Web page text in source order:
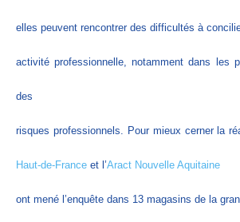
elles peuvent rencontrer des difficultés à
activité professionnelle, notamment dans les
des
risques professionnels. Pour mieux cerner la
Haut-de-France et l’Aract Nouvelle Aquitaine
ont mené l’enquête dans 13 magasins de la